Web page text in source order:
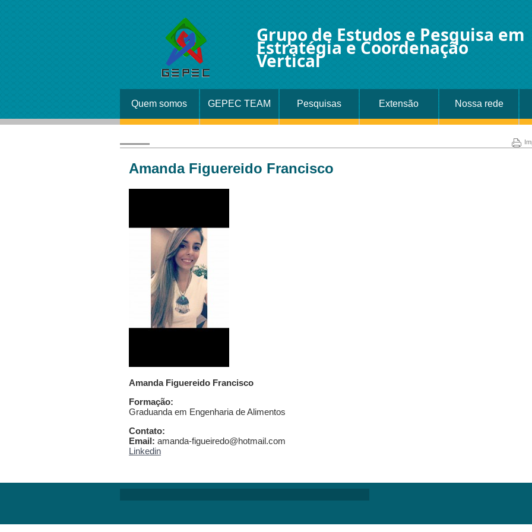
Grupo de Estudos e Pesquisa em
Estratégia e Coordenação
Vertical
Quem somos GEPEC TEAM Pesquisas Extensão Nossa rede
Amanda Figuereido Francisco
Amanda Figuereido Francisco
Formação:
Graduanda em Engenharia de Alimentos
Contato:
Email: amanda-figueiredo@hotmail.com
Linkedin